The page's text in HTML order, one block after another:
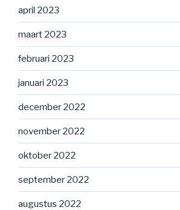
april 2023
maart 2023
februari 2023
januari 2023
december 2022
november 2022
oktober 2022
september 2022
augustus 2022